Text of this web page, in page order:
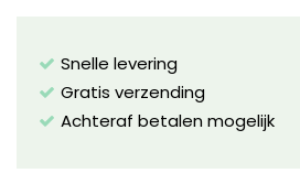
Snelle levering
Gratis verzending
Achteraf betalen mogelijk